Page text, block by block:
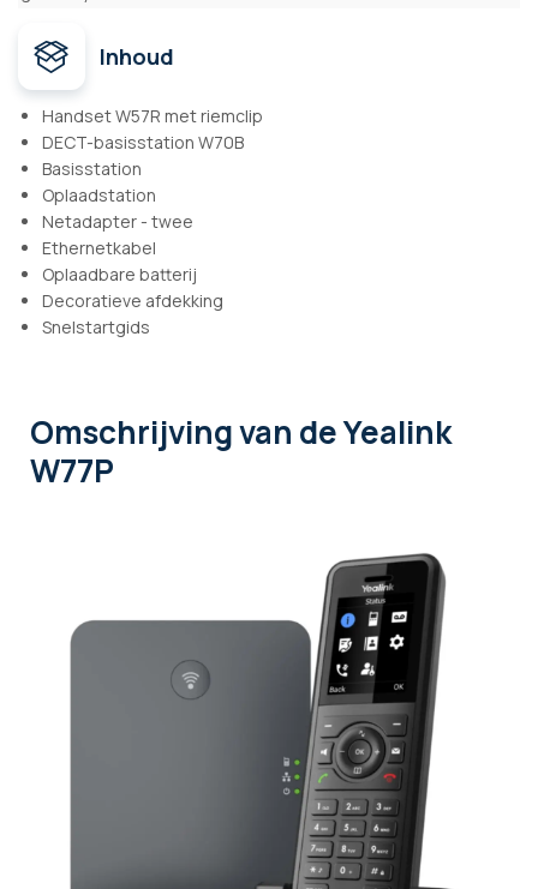
Inhoud
Handset W57R met riemclip
DECT-basisstation W70B
Basisstation
Oplaadstation
Netadapter - twee
Ethernetkabel
Oplaadbare batterij
Decoratieve afdekking
Snelstartgids
Omschrijvingvan de Yealink
W77P